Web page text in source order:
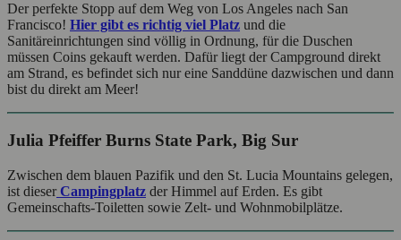
Der perfekte Stopp auf dem Weg von Los Angeles nach San
Francisco! Hier gibt es richtig viel Platz und die
Sanitäreinrichtungen sind völlig in Ordnung, für die Duschen
müssen Coins gekauft werden. Dafür liegt der Campground direkt
am Strand, es befindet sich nur eine Sanddüne dazwischen und dann
bist du direkt am Meer!
Julia Pfeiffer Burns State Park, Big Sur
Zwischen dem blauen Pazifik und den St. Lucia Mountains gelegen,
ist dieser Campingplatz der Himmel auf Erden. Es gibt
Gemeinschafts-Toiletten sowie Zelt- und Wohnmobilplätze.